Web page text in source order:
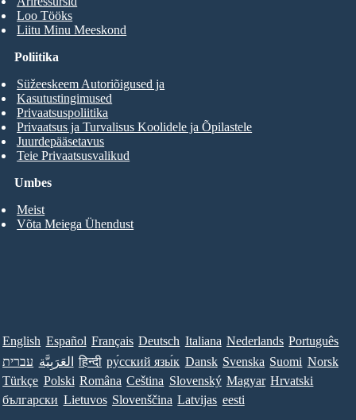
Loo Tööks
Liitu Minu Meeskond
Umbes
Meist
Võta Meiega Ühendust
Poliitika
Süžeeskeem Autoriõigused ja
Kasutustingimused
Privaatsuspoliitika
Privaatsus ja Turvalisus Koolidele ja Õpilastele
Juurdepääsetavus
Teie Privaatsusvalikud
English Español Français Deutsch Italiana Nederlands Português
עברית العَرَبِيَّة हिन्दी ру́сский язы́к Dansk Svenska Suomi Norsk
Türkçe Polski Româna Ceština Slovenský Magyar Hrvatski
български Lietuvos Slovenščina Latvijas eesti